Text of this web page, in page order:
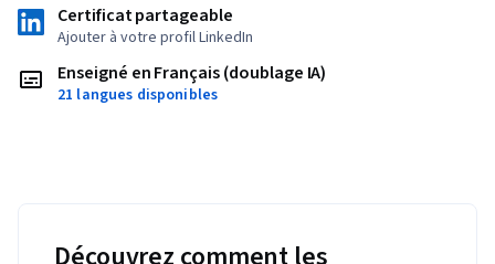
Certificat partageable
Ajouter à votre profil LinkedIn
Enseigné en Français (doublage IA)
21 langues disponibles